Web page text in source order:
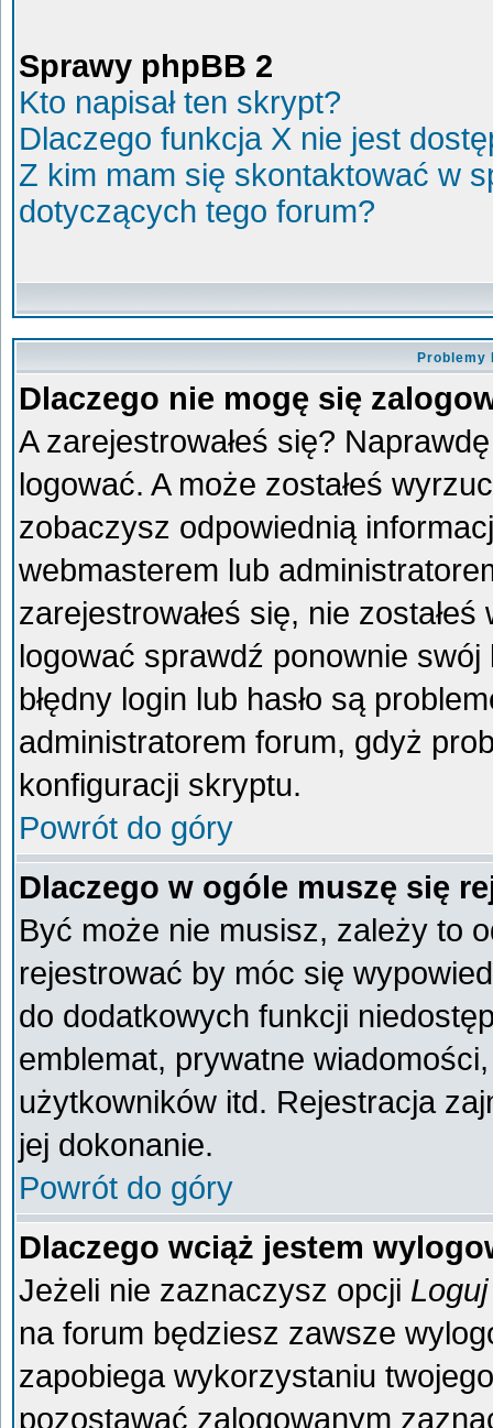
Sprawy phpBB 2
Kto napisał ten skrypt?
Dlaczego funkcja X nie jest
Z kim mam się skontaktować w
dotyczących tego forum?
Problemy
Dlaczego nie mogę się
A zarejestrowałeś się?
logować. A może zostałeś
zobaczysz odpowiednią
webmasterem lub
zarejestrowałeś się, nie
logować sprawdź ponownie swój
błędny login lub hasło są
administratorem forum, gdyż
konfiguracji skryptu.
Powrót do góry
Dlaczego w ogóle muszę się
Być może nie musisz, zależy to
rejestrować by móc się
do dodatkowych funkcji
emblemat, prywatne
użytkowników itd. Rejestracja
jej dokonanie.
Powrót do góry
Dlaczego wciąż jestem
Jeżeli nie zaznaczysz opcji
na forum będziesz zawsze
zapobiega wykorzystaniu
pozostawać zalogowanym